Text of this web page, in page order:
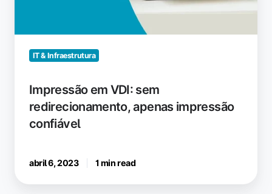
IT & Infraestrutura
Impressão em VDI: sem
redirecionamento, apenas impressão
confiável
abril 6, 2023 1 min read